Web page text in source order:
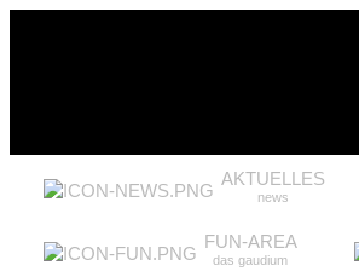
AKTUELLES
news
FUN-AREA
das gaudium